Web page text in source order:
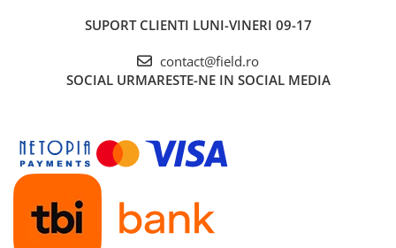
SUPORT CLIENTI LUNI-VINERI 09-17
contact@field.ro
SOCIAL URMARESTE-NE IN SOCIAL MEDIA